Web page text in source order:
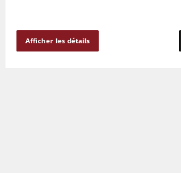
Afficher les détails